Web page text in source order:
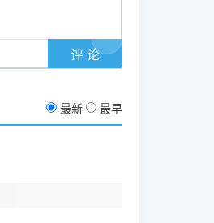
最新 最早